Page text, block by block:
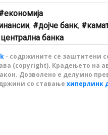
економија
, дојче банк,
банка
- содржините се заштитени
(copyright). Крадењето на
Дозволено е делумно
со ставање хиперлинк